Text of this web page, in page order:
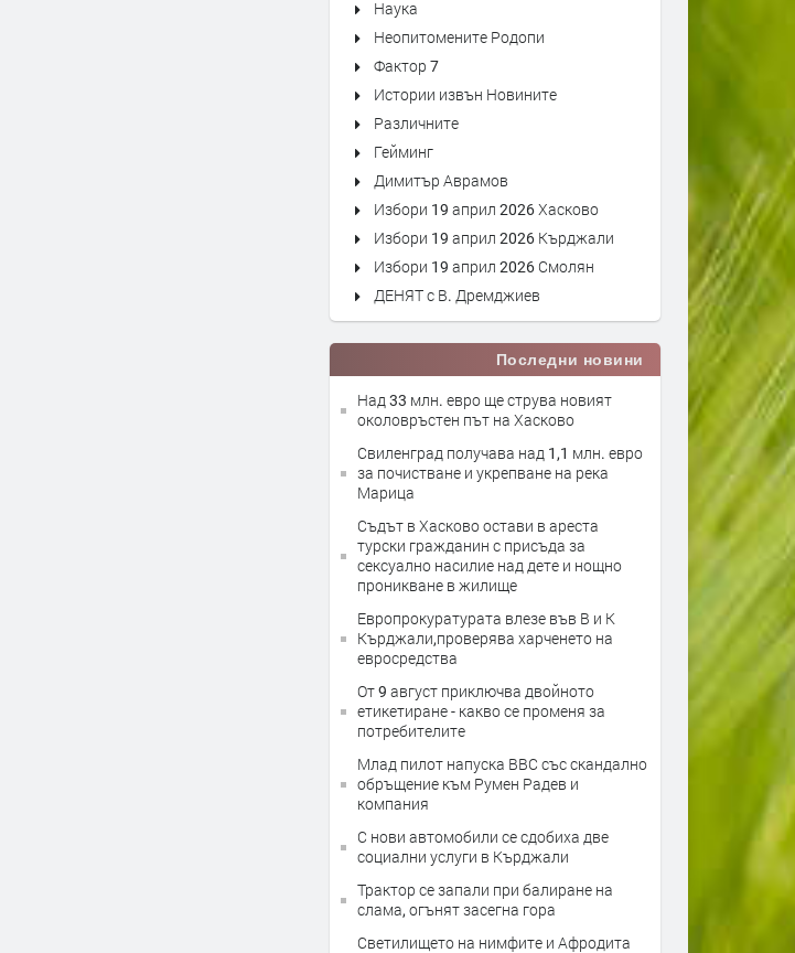
Наука
Неопитомените Родопи
Фактор 7
Истории извън Новините
Различните
Гейминг
Димитър Аврамов
Избори 19 април 2026 Хасково
Избори 19 април 2026 Кърджали
Избори 19 април 2026 Смолян
ДЕНЯТ с В. Дремджиев
Последни новини
Над 33 млн. евро ще струва новият
околовръстен път на Хасково
Свиленград получава над 1,1 млн. евро
за почистване и укрепване на река
Марица
Съдът в Хасково остави в ареста
турски гражданин с присъда за
сексуално насилие над дете и нощно
проникване в жилище
Европрокуратурата влезе във В и К
Кърджали,проверява харченето на
евросредства
От 9 август приключва двойното
етикетиране - какво се променя за
потребителите
Млад пилот напуска ВВС със скандално
обръщение към Румен Радев и
компания
С нови автомобили се сдобиха две
социални услуги в Кърджали
Трактор се запали при балиране на
слама, огънят засегна гора
Светилището на нимфите и Афродита